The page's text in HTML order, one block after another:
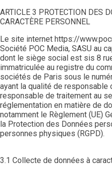
ARTICLE 3 PROTECTION DES
CARACTÈRE PERSONNEL
Le site internet https://
Société POC Media, SASU au
dont le siège social est sis 8
immatriculée au registre du
sociétés de Paris sous le
ayant la qualité de responsable
responsable de traitement au
réglementation en matière de
notamment le Règlement (UE)
la Protection des Données
personnes physiques (RGPD).
3.1 Collecte de données à